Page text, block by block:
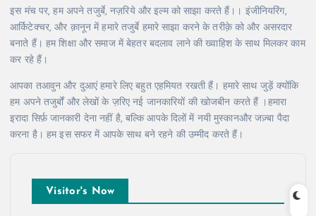
इस मंच पर, हम अपने तजुर्बे, नज़रिये और इल्म को साझा करते हैं।। इंजीनियरिंग,
आर्किटेक्चर, और क़ानून में हमारे तजुर्बे हमारे साझा करने के तरीक़े को और असरदार
बनाते हैं। हम शिक्षा और समाज में बेहतर बदलाव लाने की ख्वाहिश के साथ मिलकर काम
कर रहे हैं।
आपका तआवुन और दुआएं हमारे लिए बहुत एहमियत रखती हैं। हमारे साथ जुड़ें क्योंकि
हम अपने तजुर्बों और लेखों के ज़रिए नई जानकारियों की खोजबीन करते हैं ।हमारा
इरादा सिर्फ़ जानकारी देना नहीं है, बल्कि आपके दिलों में नयी मुस्कानऔर जज़्बा पैदा
करना है। हम इस सफर में आपके साथ बने रहने की उम्मीद करते हैं।
Visitor's Now